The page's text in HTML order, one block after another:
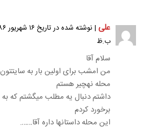
علی
ب.ظ
سلام آقا
من امشب برای اولین بار به
محله نهچیر هستم
داشتم دنبال یه مطلب میگشتم که
برخورد کردم
این محله داستانها داره آقا…….